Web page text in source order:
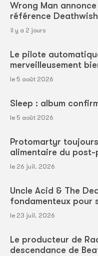
Wrong Man
référence
il y a 2 jours
Le pilote
merveilleusement
le 5 août 2026
Sleep : album
le 5 août 2026
Protomartyr
alimentaire du post-
le 26 juil. 2026
Uncle Acid & The
fondamenteux pour
le 23 juil. 2026
Le producteur de
descendance de